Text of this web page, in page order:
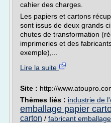
cahier des charges.
Les papiers et cartons
sont issus de deux grands
chutes de transformation
imprimeries et des
exemple),...
Lire la suite
Site : http://
Thèmes liés : industrie de
emballage papier
carton / fabricant